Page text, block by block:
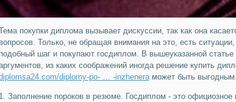
покупки диплома вызывает дискуссии, так как она
вопросов. Только, не обращая внимания на это, есть
подобный шаг и покупают госдиплом. В вышеуказанной
из каких соображений иногда решение купить
diplomy-po- … -inzheneraможет быть
1. Заполнение пороков в резюме. Госдиплом - это официозное